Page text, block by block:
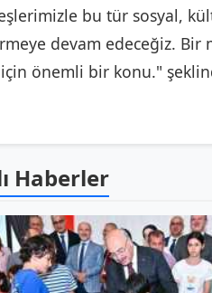
bu tür sosyal,
devam edeceğiz. Bir
önemli bir konu."
Haberler